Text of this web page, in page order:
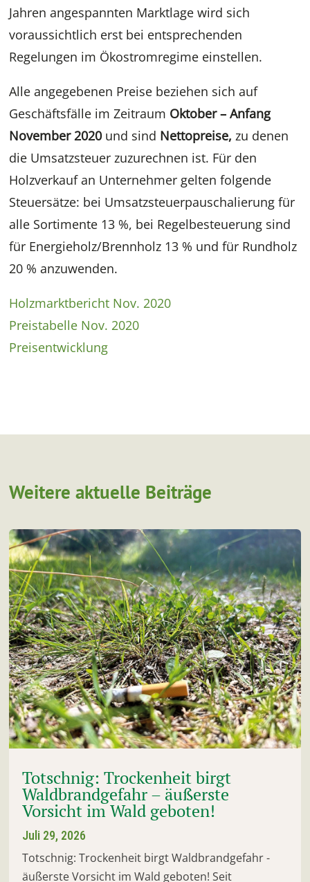
Jahren angespannten Marktlage wird sich
voraussichtlich erst bei entsprechenden
Regelungen im Ökostromregime einstellen.
Alle angegebenen Preise beziehen sich auf
Geschäftsfälle im Zeitraum Oktober – Anfang
November 2020und sind Nettopreise,zu denen
die Umsatzsteuer zuzurechnen ist. Für den
Holzverkauf an Unternehmer gelten folgende
Steuersätze: bei Umsatzsteuerpauschalierung für
alle Sortimente 13 %, bei Regelbesteuerung sind
für Energieholz/Brennholz 13 % und für Rundholz
20 % anzuwenden.
Holzmarktbericht Nov. 2020
Preistabelle Nov. 2020
Preisentwicklung
Weitere aktuelle Beiträge
Totschnig: Trockenheit birgt
Waldbrandgefahr – äußerste
Vorsicht im Wald geboten!
Juli 29, 2026
Totschnig: Trockenheit birgt Waldbrandgefahr -
äußerste Vorsicht im Wald geboten! Seit